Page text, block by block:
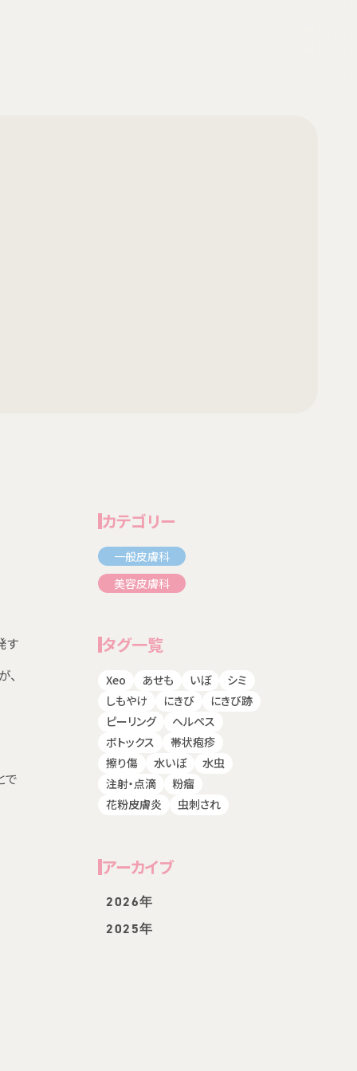
す
で
カテゴリー
一般皮膚科
美容皮膚科
タグ一覧
Xeo あせも いぼ
シミ
しもやけ
にきび
にきび跡
ピーリング
ヘルペス
ボトックス
帯状疱疹
擦り傷
水いぼ
水虫
注射・点滴
粉瘤
花粉皮膚炎
虫刺され
アーカイブ
2026年
2025年